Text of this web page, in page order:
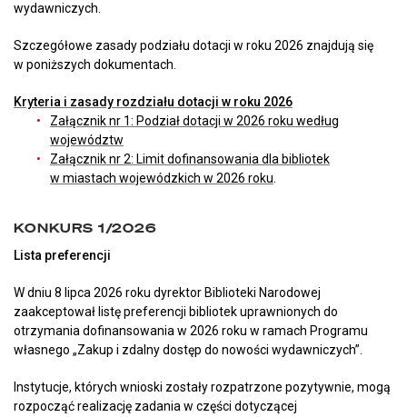
wydawniczych.
Szczegółowe zasady podziału dotacji w roku 2026 znajdują się
w poniższych dokumentach.
Kryteria i zasady rozdziału dotacji w roku 2026
Załącznik nr 1: Podział dotacji w 2026 roku według
województw
Załącznik nr 2: Limit dofinansowania dla bibliotek
w miastach wojewódzkich w 2026 roku
KONKURS 1/2026
Lista preferencji
W dniu 8 lipca 2026 roku dyrektor Biblioteki Narodowej
zaakceptował listę preferencji bibliotek uprawnionych do
otrzymania dofinansowania w 2026 roku w ramach Programu
własnego „Zakup i zdalny dostęp do nowości wydawniczych”.
Instytucje, których wnioski zostały rozpatrzone pozytywnie, mogą
rozpocząć realizację zadania w części dotyczącej